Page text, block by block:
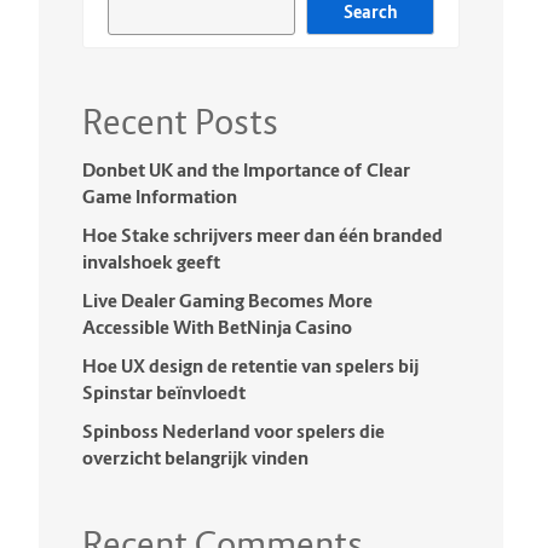
Search
Recent Posts
Donbet UK and the Importance of Clear
Game Information
Hoe Stake schrijvers meer dan één branded
invalshoek geeft
Live Dealer Gaming Becomes More
Accessible With BetNinja Casino
Hoe UX design de retentie van spelers bij
Spinstar beïnvloedt
Spinboss Nederland voor spelers die
overzicht belangrijk vinden